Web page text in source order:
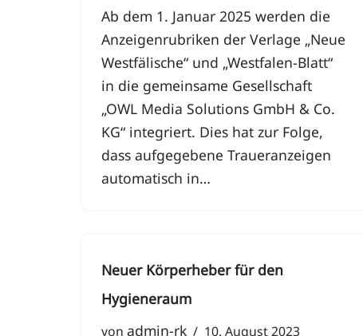
Ab dem 1. Januar 2025 werden die
Anzeigenrubriken der Verlage „Neue
Westfälische“ und „Westfalen-Blatt“
in die gemeinsame Gesellschaft
„OWL Media Solutions GmbH & Co.
KG“ integriert. Dies hat zur Folge,
dass aufgegebene Traueranzeigen
automatisch in…
Neuer Körperheber für den
Hygieneraum
von admin-rk 10. August 2023